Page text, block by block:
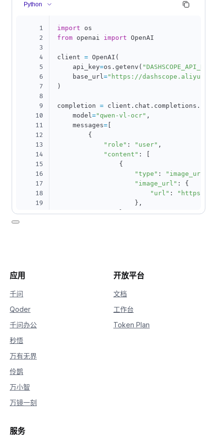
Python
1
2
3
4
5
6
7
8
9
10
11
12
13
14
15
16
17
18
19
20
import
from openai import OpenAI
client = OpenAI (
    api_key
=os . getenv ( "DASHSCOPE_API_KEY"
    base_url
="https://
)
completion = client . chat . completions .
    model
="qwen-vl-ocr" ,
    messages
=
{
"role" : "user" ,
"content" :
{
"type" : "image_url"
"image_url" :
{
"url" :
"https://
} ,
},
completion.choices
应用
千问
Qoder
千问办公
秒悟
万有无界
伶鹊
万小智
万镜一刻
开放平台
文档
工作台
Token Plan
服务